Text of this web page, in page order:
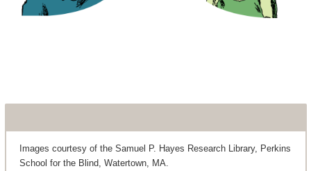
Images courtesy of the Samuel P. Hayes Research Library, Perkins
School for the Blind, Watertown, MA.